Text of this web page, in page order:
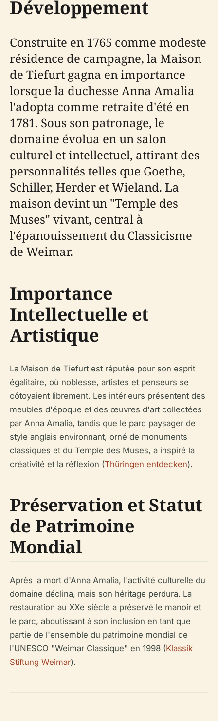
Développement
Construite en 1765 comme modeste
résidence de campagne, la Maison
de Tiefurt gagna en importance
lorsque la duchesse Anna Amalia
l'adopta comme retraite d'été en
1781. Sous son patronage, le
domaine évolua en un salon
culturel et intellectuel, attirant des
personnalités telles que Goethe,
Schiller, Herder et Wieland. La
maison devint un "Temple des
Muses" vivant, central à
l'épanouissement du Classicisme
de Weimar.
Importance
Intellectuelle et
Artistique
La Maison de Tiefurt est réputée pour son esprit
égalitaire, où noblesse, artistes et penseurs se
côtoyaient librement. Les intérieurs présentent des
meubles d'époque et des œuvres d'art collectées
par Anna Amalia, tandis que le parc paysager de
style anglais environnant, orné de monuments
classiques et du Temple des Muses, a inspiré la
créativité et la réflexion (Thüringen entdecken).
Préservation et Statut
de Patrimoine
Mondial
Après la mort d'Anna Amalia, l'activité culturelle du
domaine déclina, mais son héritage perdura. La
restauration au XXe siècle a préservé le manoir et
le parc, aboutissant à son inclusion en tant que
partie de l'ensemble du patrimoine mondial de
l'UNESCO "Weimar Classique" en 1998 (Klassik
Stiftung Weimar).